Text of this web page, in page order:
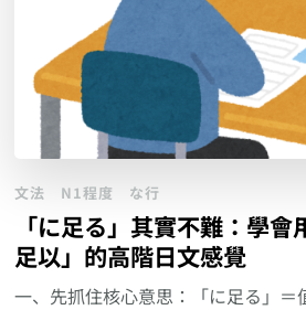
文法 N1程度 な行
「に足る」其實不難：學會
足以」的高階日文感覺
一、先抓住核心意思：「に足る